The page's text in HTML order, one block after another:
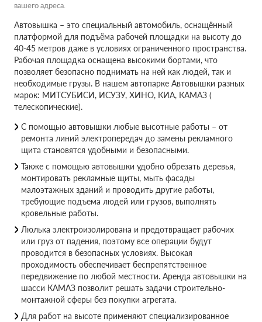
вашего адреса.
Автовышка – это специальный автомобиль, оснащённый
платформой для подъёма рабочей площадки на высоту до
40-45 метров даже в условиях ограниченного пространства.
Рабочая площадка оснащена высокими бортами, что
позволяет безопасно поднимать на ней как людей, так и
необходимые грузы. В нашем автопарке Автовышки разных
марок: МИТСУБИСИ, ИСУЗУ, ХИНО, КИА, КАМАЗ (
телескопические).
С помощью автовышки любые высотные работы – от
ремонта линий электропередач до замены рекламного
щита становятся удобными и безопасными.
Также с помощью автовышки удобно обрезать деревья,
монтировать рекламные щиты, мыть фасады
малоэтажных зданий и проводить другие работы,
требующие подъема людей или грузов, выполнять
кровельные работы.
Люлька электроизолирована и предотвращает рабочих
или груз от падения, поэтому все операции будут
проводится в безопасных условиях. Высокая
проходимость обеспечивает беспрепятственное
передвижение по любой местности. Аренда автовышки на
шасси КАМАЗ позволит решать задачи строительно-
монтажной сферы без покупки агрегата.
Для работ на высоте применяют специализированное